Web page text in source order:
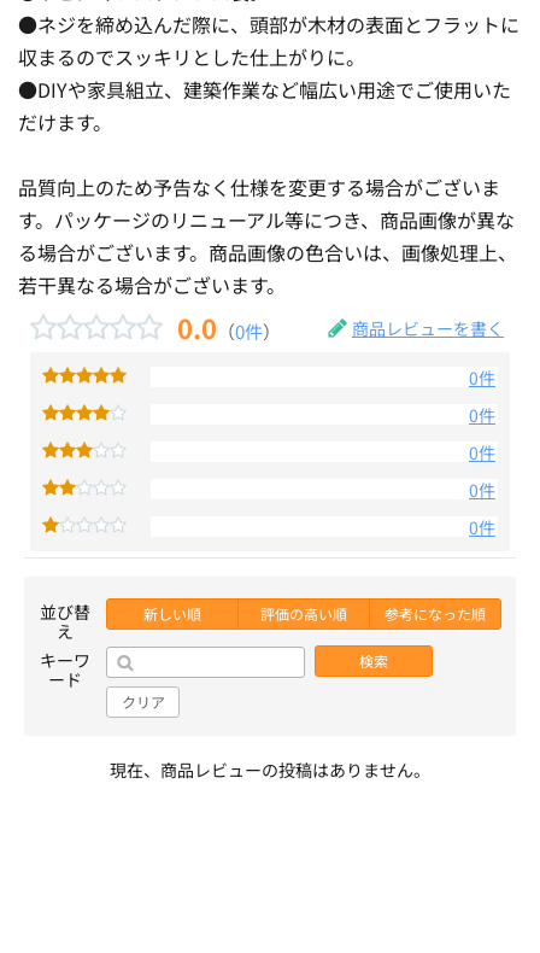
●ネジを締め込んだ際に、頭部が木材の表面とフラットに
収まるのでスッキリとした仕上がりに。
●DIYや家具組立、建築作業など幅広い用途でご使用いた
だけます。
品質向上のため予告なく仕様を変更する場合がございま
す。パッケージのリニューアル等につき、商品画像が異な
る場合がございます。商品画像の色合いは、画像処理上、
若干異なる場合がございます。
0.0 （0件） 商品レビューを書く
0件
0件
0件
0件
0件
並び替
え
新しい順 評価の高い順 参考になった順
キーワ
ード
検索
クリア
現在、商品レビューの投稿はありません。